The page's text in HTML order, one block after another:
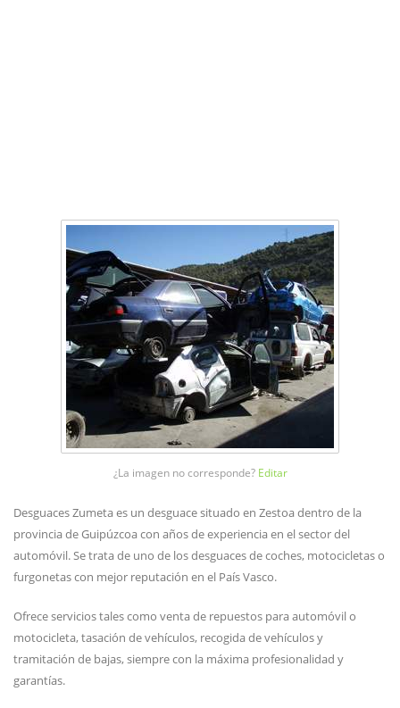
¿La imagen no corresponde? Editar
Desguaces Zumeta es un desguace situado en Zestoa dentro de la
provincia de Guipúzcoa con años de experiencia en el sector del
automóvil. Se trata de uno de los desguaces de coches, motocicletas o
furgonetas con mejor reputación en el País Vasco.
Ofrece servicios tales como venta de repuestos para automóvil o
motocicleta, tasación de vehículos, recogida de vehículos y
tramitación de bajas, siempre con la máxima profesionalidad y
garantías.